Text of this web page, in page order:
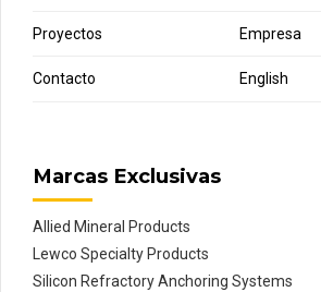
Proyectos Empresa
Contacto English
Marcas Exclusivas
Allied Mineral Products
Lewco Specialty Products
Silicon Refractory Anchoring Systems